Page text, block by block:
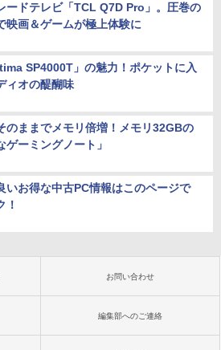
ードテレビ「TCL Q7D Pro」。圧巻の
映画＆ゲームが極上体験に
SP4000T」の魅力！ポケットに入
ィオの醍醐味
のままでメモリ倍増！メモリ32GBの
ゲーミングノート」
いお得な中古PC情報はこのページで
！
お問い合わせ
編集部へのご連絡